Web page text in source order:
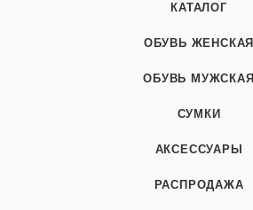
КАТАЛОГ
ОБУВЬ ЖЕНСКАЯ
ОБУВЬ МУЖСКАЯ
СУМКИ
АКСЕССУАРЫ
РАСПРОДАЖА